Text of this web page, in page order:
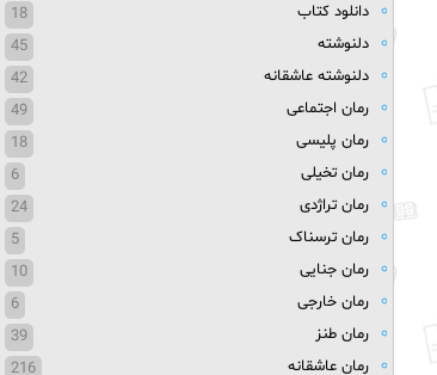
دانلود کتاب
18
دلنوشته
45
دلنوشته عاشقانه
42
رمان اجتماعی
49
رمان پلیسی
18
رمان تخیلی
6
رمان تراژدی
24
رمان ترسناک
5
رمان جنایی
10
رمان خارجی
6
رمان طنز
39
رمان عاشقانه
216